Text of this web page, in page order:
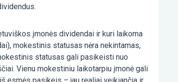
įmonės dividendai ir kuri laikoma
mokestinis statusas nėra nekintamas,
statusas gali pasikeisti nuo
Vienu mokestiniu laikotarpiu įmonė gali